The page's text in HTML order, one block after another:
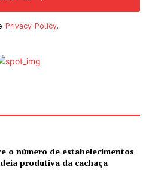
Privacy Policy.
o número de estabelecimentos
produtiva da cachaça